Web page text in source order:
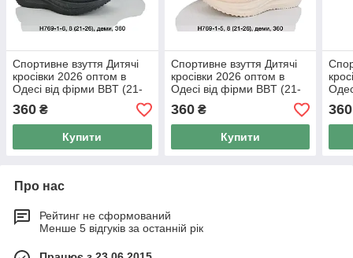
Спортивне взуття Дитячі
кросівки 2026 оптом в
Одесі від фірми BBT (21-
26)
360 ₴
Купити
Спортивне взуття Дитячі
кросівки 2026 оптом в
Одесі від фірми BBT (21-
26)
360₴
Купити
26)
360
Про нас
Рейтинг не сформований
Менше 5 відгуків за останній рік